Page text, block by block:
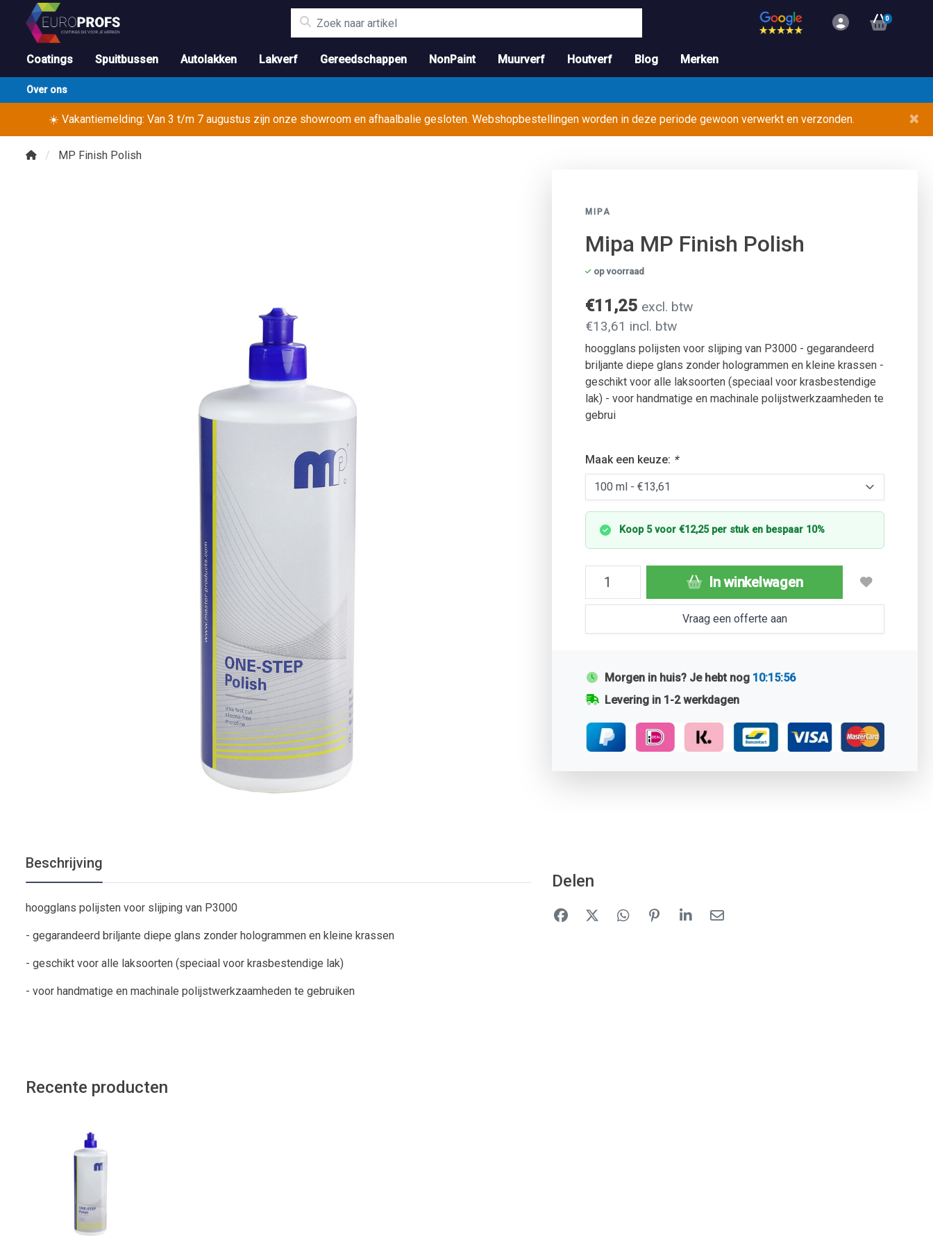
0
Coatings Spuitbussen Autolakken Lakverf Gereedschappen NonPaint Muurverf Houtverf Blog Merken
Over ons
☀️ Vakantiemelding: Van 3 t/m 7 augustus zijn onze showroom en afhaalbalie gesloten. Webshopbestellingen worden in deze periode gewoon verwerkt en verzonden. ×
MP Finish Polish
MIPA
Mipa MP Finish Polish
op voorraad
€11,25 excl. btw
€13,61 incl. btw
hoogglans polijsten voor slijping van P3000 - gegarandeerd
briljante diepe glans zonder hologrammen en kleine krassen -
geschikt voor alle laksoorten (speciaal voor krasbestendige
lak) - voor handmatige en machinale polijstwerkzaamheden te
gebrui
Maak een keuze: *
Koop 5 voor €12,25 per stuk en bespaar 10%
In winkelwagen
Vraag een offerte aan
Morgen in huis? Je hebt nog 10:15:55
Levering in 1-2 werkdagen
Beschrijving
hoogglans polijsten voor slijping van P3000
- gegarandeerd briljante diepe glans zonder hologrammen en kleine krassen
- geschikt voor alle laksoorten (speciaal voor krasbestendige lak)
- voor handmatige en machinale polijstwerkzaamheden te gebruiken
Delen
Recente producten